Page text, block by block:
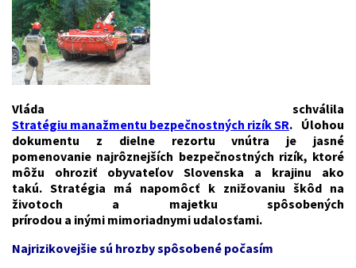
Vláda schválila
Stratégiu manažmentu bezpečnostných rizík SR. Úlohou
dokumentu z dielne rezortu vnútra je jasné
pomenovanie najrôznejších bezpečnostných rizík, ktoré
môžu ohroziť obyvateľov Slovenska a krajinu ako
takú. Stratégia má napomôcť k znižovaniu škôd na
životoch a majetku spôsobených
prírodou a inými mimoriadnymi udalosťami.
Najrizikovejšie sú hrozby spôsobené počasím